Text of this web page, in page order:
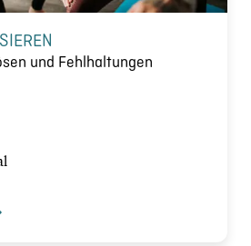
und Fehlhaltungen